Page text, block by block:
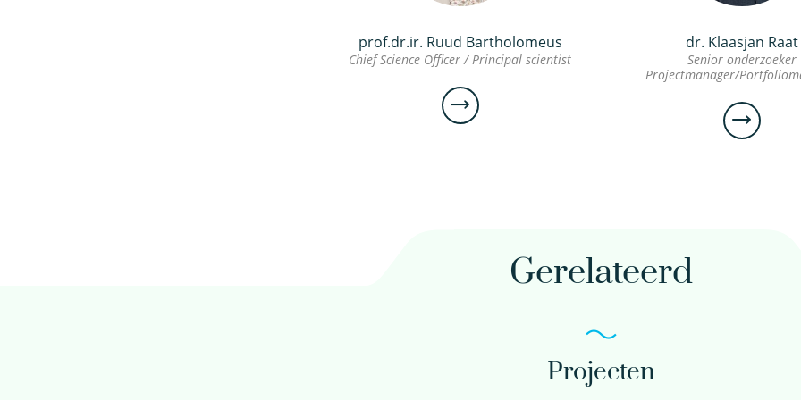
prof.dr.ir. Ruud Bartholomeus
Chief Science Officer / Principal scientist
dr. Klaasjan Raat
Senior onderzoeker
Projectmanager/
Gerelateerd
Projecten